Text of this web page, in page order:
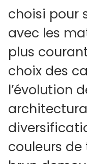
Architectes
Déclaration LEED
Options de
Options de vitrage
ENERGY STAR®
Triple vitrage sur
FAKRO d’options
choisi pour
avec les
plus
choix des
l’évolution
couleurs de